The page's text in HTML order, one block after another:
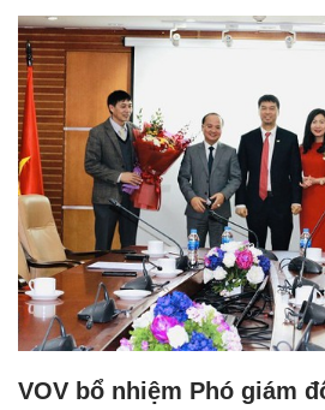
VOV bổ nhiệm Phó giám